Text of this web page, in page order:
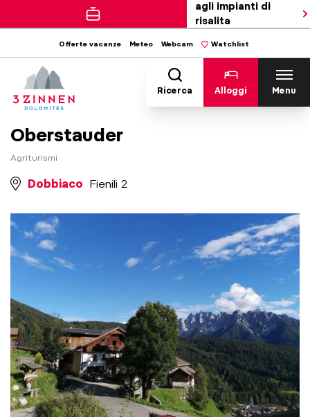
agli impianti di
risalita
Offerte vacanze Meteo Webcam Watchlist
Ricerca Alloggi Menu
Oberstauder
Agriturismi
Dobbiaco Fienili 2